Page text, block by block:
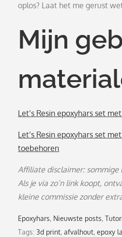
oplos? Laat het me gerust
Mijn
Let’s Resin epoxyhars set
Let’s Resin epoxyhars set
toebehoren
Affiliate disclaimer: sommige
Als je via zo’n link koopt,
kleine commissie zonder
Epoxyhars Nieuwste posts
Tags: 3d print,afvalhout,epoxy